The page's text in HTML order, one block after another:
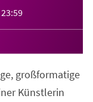
23:59
großformatige
Künstlerin